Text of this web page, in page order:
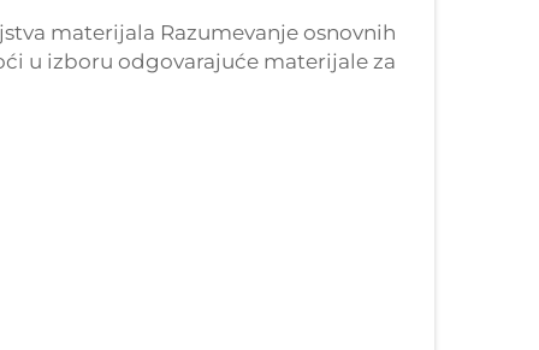
materijala Razumevanje osnovnih
u izboru odgovarajuće materijale za
za vanjske aktivnosti. Šta čini